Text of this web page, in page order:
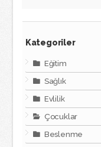
Kategoriler
Eğitim
Sağlık
Evlilik
Çocuklar
Beslenme